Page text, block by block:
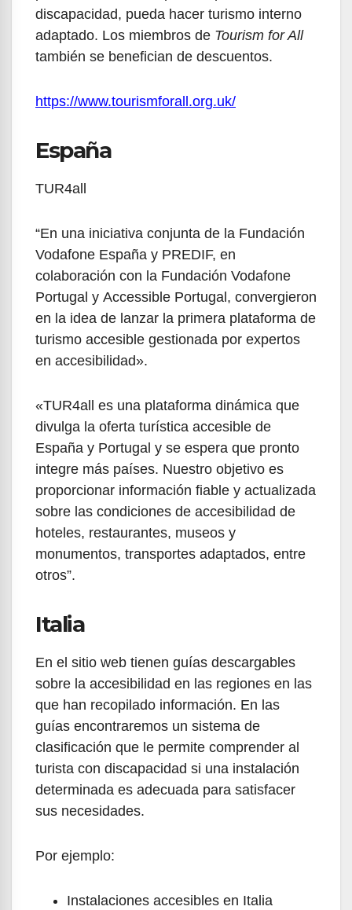
discapacidad, pueda hacer turismo interno
adaptado. Los miembros de Tourism for All
también se benefician de descuentos.
https://www.tourismforall.org.uk/
España
TUR4all
“En una iniciativa conjunta de la Fundación
Vodafone España y PREDIF, en
colaboración con la Fundación Vodafone
Portugal y Accessible Portugal, convergieron
en la idea de lanzar la primera plataforma de
turismo accesible gestionada por expertos
en accesibilidad».
«TUR4all es una plataforma dinámica que
divulga la oferta turística accesible de
España y Portugal y se espera que pronto
integre más países. Nuestro objetivo es
proporcionar información fiable y actualizada
sobre las condiciones de accesibilidad de
hoteles, restaurantes, museos y
monumentos, transportes adaptados, entre
otros”.
Italia
En el sitio web tienen guías descargables
sobre la accesibilidad en las regiones en las
que han recopilado información. En las
guías encontraremos un sistema de
clasificación que le permite comprender al
turista con discapacidad si una instalación
determinada es adecuada para satisfacer
sus necesidades.
Por ejemplo:
Instalaciones accesibles en Italia